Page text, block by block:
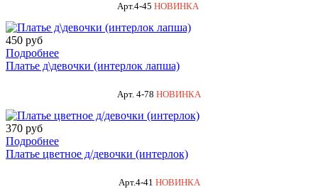
Арт.4-45 НОВИНКА
450 руб
Подробнее
Платье д\девочки (интерлок лапша)
Арт. 4-78 НОВИНКА
370 руб
Подробнее
Платье цветное д/девочки (интерлок)
Арт.4-41 НОВИНКА